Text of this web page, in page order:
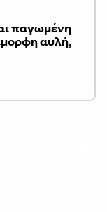
παγωμένη
αυλή,